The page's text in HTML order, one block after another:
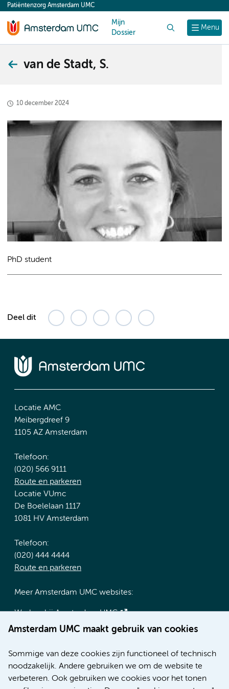
content
Menu
Patiëntenzorg Amsterdam UMC
Mijn
Dossier
van de Stadt, S.
10 december 2024
PhD student
Deel dit
Amsterdam UMC maakt gebruik van cookies
Sommige van deze cookies zijn functioneel of technisch
noodzakelijk. Andere gebruiken we om de website te
verbeteren. Ook gebruiken we cookies voor het tonen
Locatie AMC
Meibergdreef 9
1105 AZ Amsterdam
Telefoon:
(020) 566 9111
Route en parkeren
Locatie VUmc
De Boelelaan 1117
1081 HV Amsterdam
Telefoon:
(020) 444 4444
Route en parkeren
Meer Amsterdam UMC websites:
Werken bij Amsterdam UMC
Over Amsterdam UMC
Research
Educatie locatie AMC
Educatie locatie VUmc